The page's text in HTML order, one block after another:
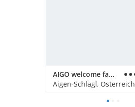
AIGO welcome family
Aigen-Schlägl, Österreich